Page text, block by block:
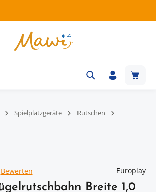
Spielplatzgeräte
Rutschen
von 0 von 5 Sternen
Bewerten Europlay
Breite 1,0